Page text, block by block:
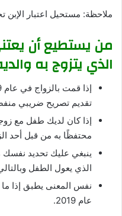
ملاحظة: مستحيل اعتبار
من يستطيع أن
الذي يتزوج به
تقديم تصريح ضريبي
إذا كان لديك طفل مع
محتفظًا به من قبل أحد
ينبغي عليك تحديد نفسك
الذي يعول الطفل
نفس المعنى يطبق إذا
عام 2019.